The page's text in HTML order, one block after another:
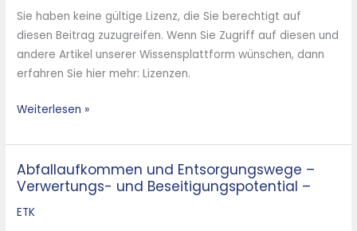
Sie haben keine gültige Lizenz, die Sie berechtigt auf
diesen Beitrag zuzugreifen. Wenn Sie Zugriff auf diesen und
andere Artikel unserer Wissensplattform wünschen, dann
erfahren Sie hier mehr: Lizenzen.
Basis
unzureichender
Entwicklung
Konsequenz
Akzeptanzdiskussion
um
die
Abfallverbrennung
–
Weiterlesen »
Abfallaufkommen und Entsorgungswege –
Verwertungs- und Beseitigungspotential –
ETK
Abfallaufkommen
und
Entsorgungswege